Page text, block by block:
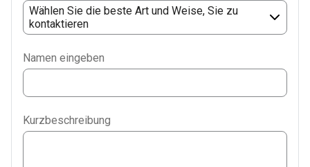
Wählen Sie die beste Art und Weise, Sie zu
kontaktieren
Telegram
Namen eingeben
Kurzbeschreibung